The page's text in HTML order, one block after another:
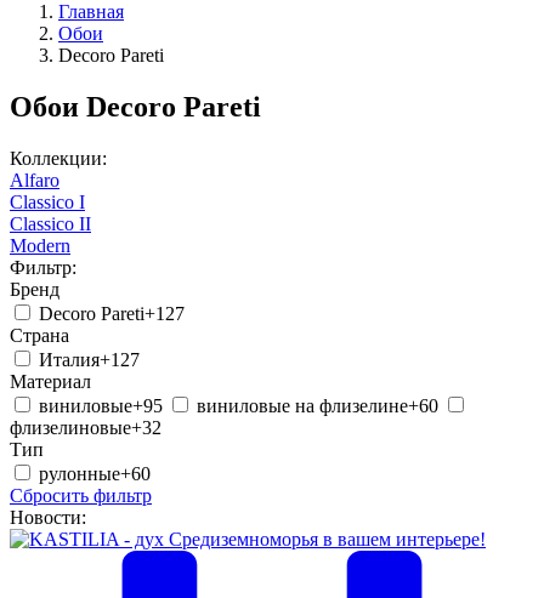
Главная
Обои
Decoro Pareti
Обои Decoro Pareti
Коллекции:
Alfaro
Classico I
Classico II
Modern
Фильтр:
Бренд
Decoro Pareti+127
Страна
Италия+127
Материал
виниловые+95 виниловые на флизелине+60
флизелиновые+32
Тип
рулонные+60
Сбросить фильтр
Новости: